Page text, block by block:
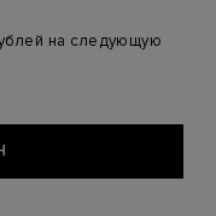
на следующую